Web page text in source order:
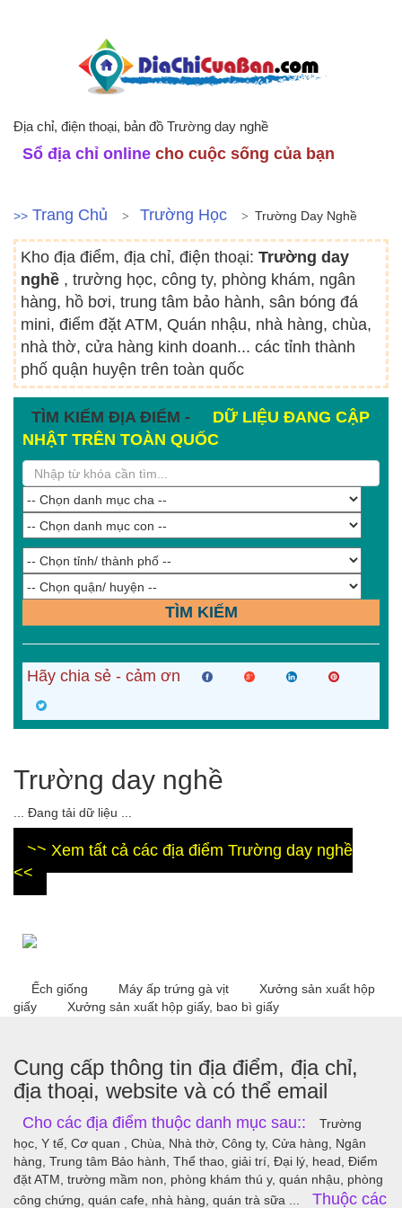
Địa chỉ, điện thoại, bản đồ Trường day nghề
Sổ địa chỉ online cho cuộc sống của bạn
>> Trang Chủ Trường Học Trường Day Nghề
Kho địa điểm, địa chỉ, điện thoại: Trường day
nghề , trường học, công ty, phòng khám, ngân
hàng, hồ bơi, trung tâm bảo hành, sân bóng đá
mini, điểm đặt ATM, Quán nhậu, nhà hàng, chùa,
nhà thờ, cửa hàng kinh doanh... các tỉnh thành
phố quận huyện trên toàn quốc
TÌM KIẾM ĐỊA ĐIỂM -
DỮ LIỆU ĐANG CẬP
NHẬT TRÊN TOÀN QUỐC
TÌM KIẾM
Hãy chia sẻ - cảm ơn
Trường day nghề
... Đang tải dữ liệu ...
>> Xem tất cả các địa điểm Trường day nghề
<<
Ếch giống Máy ấp trứng gà vịt
Xưởng sản xuất hộp
giấy
Xưởng sản xuất hộp giấy, bao bì giấy
Cung cấp thông tin địa điểm, địa chỉ,
địa thoại, website và có thể email
Cho các địa điểm thuộc danh mục sau::
Trường
học, Y tế, Cơ quan , Chùa, Nhà thờ, Công ty, Cửa hàng, Ngân
hàng, Trung tâm Bảo hành, Thể thao, giải trí, Đại lý, head, Điểm
đặt ATM, trường mầm non, phòng khám thú y, quán nhậu, phòng
công chứng, quán cafe, nhà hàng, quán trà sữa ...
Thuộc các